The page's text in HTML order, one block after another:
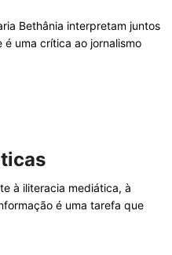
Bethânia interpretam juntos
é uma crítica ao jornalismo
à iliteracia mediática, à
é uma tarefa que